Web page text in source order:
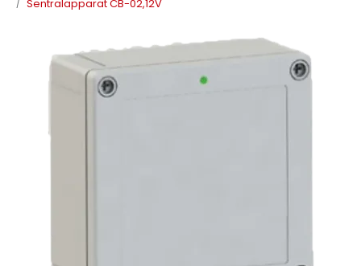
Sentralapparat CB-02,12V
Lysprodukter
Redningskammere
Maskinsikring
Bærekraft